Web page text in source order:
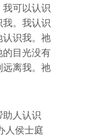
可以认识
。我认识
认识我。祂
的目光没有
远离我。祂
助人认识
人侯士庭